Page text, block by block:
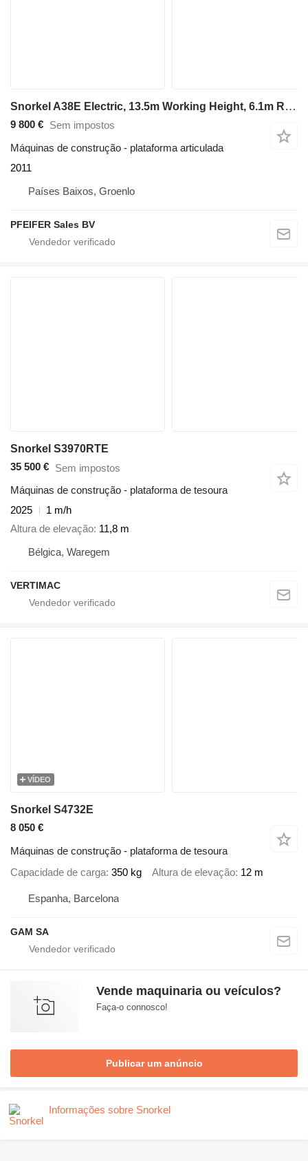
Snorkel A38E Electric, 13.5m Working Height, 6.1m Reach, 2
9 800 € Sem impostos
Máquinas de construção - plataforma articulada
2011
Países Baixos, Groenlo
PFEIFER Sales BV
Snorkel S3970RTE
35 500 € Sem impostos
Máquinas de construção - plataforma de tesoura
2025
1 m/h
Altura de elevação 11,8 m
Bélgica, Waregem
VERTIMAC
VÍDEO
Snorkel S4732E
8 050 €
Máquinas de construção - plataforma de tesoura
Capacidade de carga 350 kg Altura de elevação 12 m
Espanha, Barcelona
GAM SA
Vende maquinaria ou veículos?
Faça-o connosco!
Publicar um anúncio
Informações sobre Snorkel